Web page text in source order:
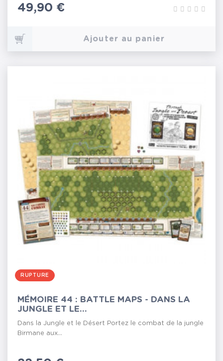
Prix
49,90 €
Ajouter au panier
RUPTURE
MÉMOIRE 44 : BATTLE MAPS - DANS LA
JUNGLE ET LE...
Dans la Jungle et le Désert Portez le combat de la jungle
Birmane aux...